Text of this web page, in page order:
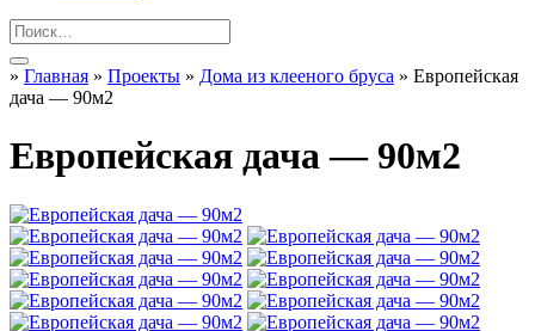
» Главная » Проекты » Дома из клееного бруса » Европейская
дача — 90м2
Европейская дача — 90м2